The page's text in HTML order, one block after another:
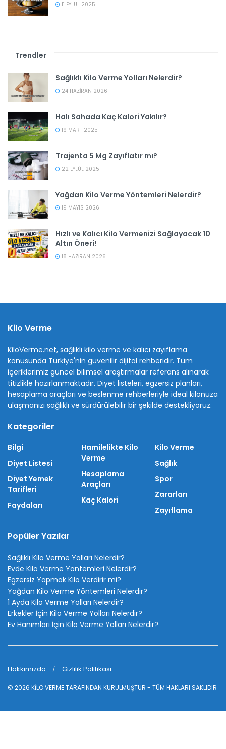
11 EYLÜL 2025
Trendler
Sağlıklı Kilo Verme Yolları Nelerdir?
24 HAZIRAN 2026
Halı Sahada Kaç Kalori Yakılır?
19 MART 2025
Trajenta 5 Mg Zayıflatır mı?
22 EYLÜL 2025
Yağdan Kilo Verme Yöntemleri Nelerdir?
19 MAYIS 2026
Hızlı ve Kalıcı Kilo Vermenizi Sağlayacak 10
Altın Öneri!
18 HAZIRAN 2026
Kilo Verme
KiloVerme.net, sağlıklı kilo verme ve kalıcı zayıflama
konusunda Türkiye'nin güvenilir dijital rehberidir. Tüm
içeriklerimiz güncel bilimsel araştırmalar referans alınarak
titizlikle hazırlanmaktadır. Diyet listeleri, egzersiz planları,
hesaplama araçları ve beslenme rehberleriyle ideal kilonuza
ulaşmanızı sağlıklı ve sürdürülebilir bir şekilde destekliyoruz.
Kategoriler
Bilgi
Diyet Listesi
Diyet Yemek
Tarifleri
Faydaları
Hamilelikte Kilo
Verme
Hesaplama
Araçları
Kaç Kalori
Kilo Verme
Sağlık
Spor
Zararları
Zayıflama
Popüler Yazılar
Sağlıklı Kilo Verme Yolları Nelerdir?
Evde Kilo Verme Yöntemleri Nelerdir?
Egzersiz Yapmak Kilo Verdirir mi?
Yağdan Kilo Verme Yöntemleri Nelerdir?
1 Ayda Kilo Verme Yolları Nelerdir?
Erkekler İçin Kilo Verme Yolları Nelerdir?
Ev Hanımları İçin Kilo Verme Yolları Nelerdir?
Hakkımızda Gizlilik Politikası
© 2026 KİLO VERMETARAFINDAN KURULMUŞTUR - TÜM HAKLARI SAKLIDIR